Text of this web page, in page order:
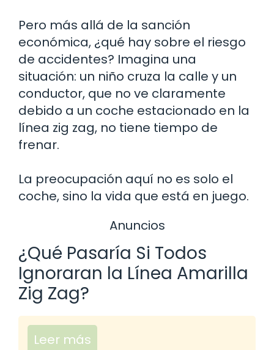
Pero más allá de la sanción
económica, ¿qué hay sobre el riesgo
de accidentes? Imagina una
situación: un niño cruza la calle y un
conductor, que no ve claramente
debido a un coche estacionado en la
línea zig zag, no tiene tiempo de
frenar.
La preocupación aquí no es solo el
coche, sino la vida que está en juego.
Anuncios
¿Qué Pasaría Si Todos
Ignoraran la Línea Amarilla
Zig Zag?
Leer más